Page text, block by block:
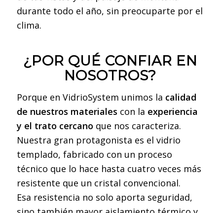
durante todo el año, sin preocuparte por el
clima.
¿POR QUÉ CONFIAR EN
NOSOTROS?
Porque en VidrioSystem unimos la calidad
de nuestros materiales con la experiencia
y el trato cercano que nos caracteriza.
Nuestra gran protagonista es el vidrio
templado, fabricado con un proceso
técnico que lo hace hasta cuatro veces más
resistente que un cristal convencional.
Esa resistencia no solo aporta seguridad,